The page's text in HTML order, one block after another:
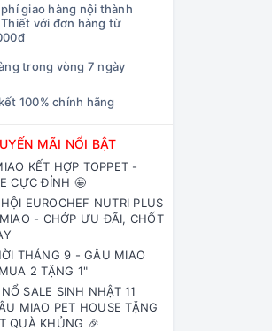
giao hàng nội thành
Thiết với đơn hàng từ
trong vòng 7 ngày
100% chính hãng
MÃI NỔI BẬT
KẾT HỢP TOPPET -
CỰC ĐỈNH 🤩
EUROCHEF NUTRI PLUS
- CHỚP ƯU ĐÃI, CHỐT
THÁNG 9 - GÂU MIAO
2 TẶNG 1"
SALE SINH NHẬT 11
MIAO PET HOUSE TẶNG
QUÀ KHỦNG 🎉